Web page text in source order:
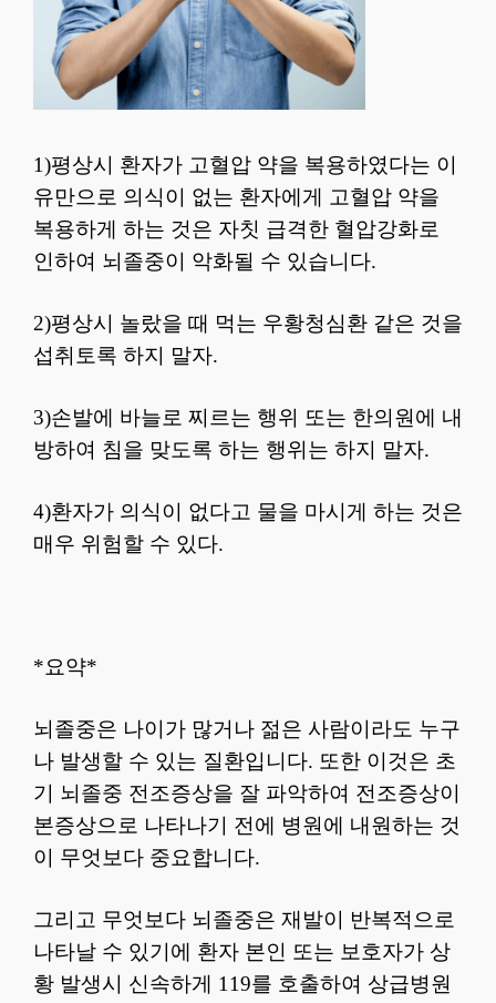
1)평상시 환자가 고혈압 약을 복용하였다는 이
유만으로 의식이 없는 환자에게 고혈압 약을
복용하게 하는 것은 자칫 급격한 혈압강화로
인하여 뇌졸중이 악화될 수 있습니다.
2)평상시 놀랐을 때 먹는 우황청심환 같은 것을
섭취토록 하지 말자.
3)손발에 바늘로 찌르는 행위 또는 한의원에 내
방하여 침을 맞도록 하는 행위는 하지 말자.
4)환자가 의식이 없다고 물을 마시게 하는 것은
매우 위험할 수 있다.
*요약*
뇌졸중은 나이가 많거나 젊은 사람이라도 누구
나 발생할 수 있는 질환입니다. 또한 이것은 초
기 뇌졸중 전조증상을 잘 파악하여 전조증상이
본증상으로 나타나기 전에 병원에 내원하는 것
이 무엇보다 중요합니다.
그리고 무엇보다 뇌졸중은 재발이 반복적으로
나타날 수 있기에 환자 본인 또는 보호자가 상
황 발생시 신속하게 119를 호출하여 상급병원